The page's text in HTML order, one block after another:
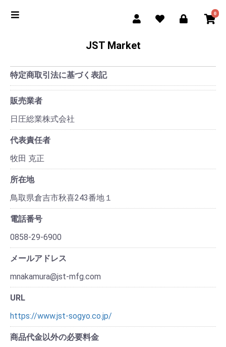
0
JST Market
特定商取引法に基づく表記
販売業者
日圧総業株式会社
代表責任者
牧田 克正
所在地
鳥取県倉吉市秋喜243番地１
電話番号
0858-29-6900
メールアドレス
mnakamura@jst-mfg.com
URL
https://www.jst-sogyo.co.jp/
商品代金以外の必要料金